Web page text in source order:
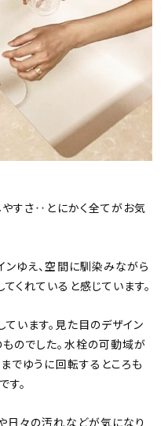
やすさ‥とにかく全てがお気
ンゆえ、空間に馴染みながら
くれていると感じています。
います。見た目のデザイン
のでした。水栓の可動域が
でゆうに回転するところも
。
日々の汚れなどが気になり